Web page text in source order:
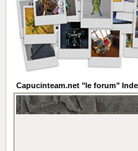
Capucinteam.net "le forum"